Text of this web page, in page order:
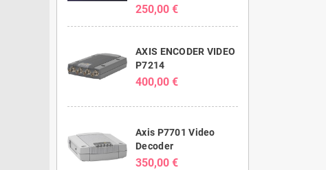
250,00 €
AXIS ENCODER VIDEO
P7214
400,00 €
Axis P7701 Video
Decoder
350,00 €